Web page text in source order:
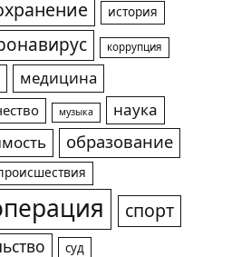
история
коррупция
медицина
музыка
наука
образование
спорт
суд